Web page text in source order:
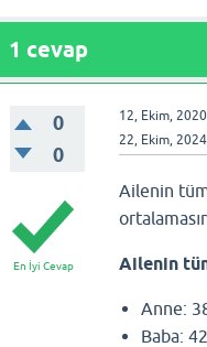
1 cevap
0
0
12, Ekim, 2020
22, Ekim, 2024
En İyi Cevap
Ailenin
Ailenin
Anne:
Baba: 42